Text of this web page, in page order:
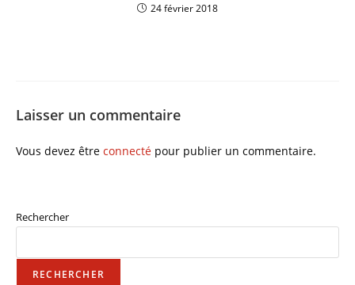
24 février 2018
Laisser un commentaire
Vous devez être connecté pour publier un commentaire.
Rechercher
RECHERCHER